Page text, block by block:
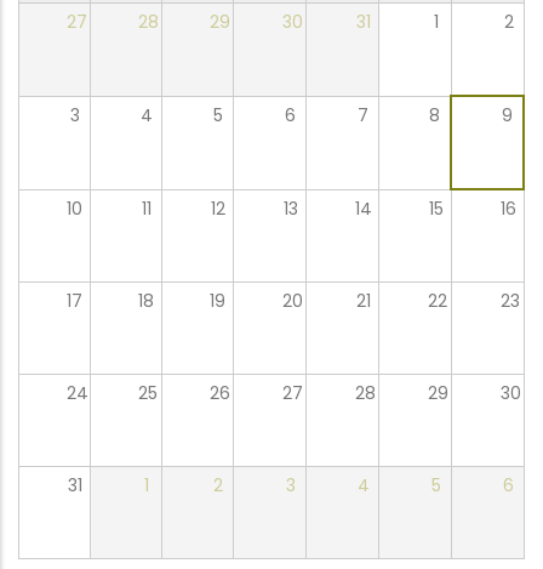
27
28 29 30 31 1 2
3 4 5 6 7 8 9
10 11 12 13 14 15 16
17 18 19 20 21 22 23
24 25 26 27 28 29 30
31 1 2 3 4 5 6